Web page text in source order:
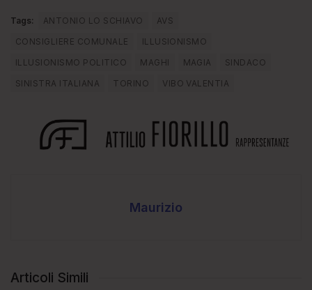
Tags: ANTONIO LO SCHIAVO
AVS
CONSIGLIERE COMUNALE
ILLUSIONISMO
ILLUSIONISMO POLITICO
MAGHI MAGIA
SINDACO
SINISTRA ITALIANA
TORINO VIBO VALENTIA
Maurizio
Articoli Simili